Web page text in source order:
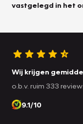
vastgelegd in het
Wij krijgen
o.b.v. ruim 333
9.1/10